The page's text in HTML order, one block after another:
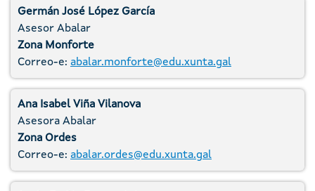
Germán José López García
Asesor Abalar
Zona Monforte
Correo-e: abalar.monforte@edu.xunta.gal
Ana Isabel Viña Vilanova
Asesora Abalar
Zona Ordes
Correo-e: abalar.ordes@edu.xunta.gal